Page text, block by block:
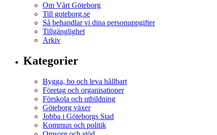
Om Vårt Göteborg
Till goteborg.se
Så behandlar vi dina personuppgifter
Tillgänglighet
Arkiv
Kategorier
Bygga, bo och leva hållbart
Företag och organisationer
Förskola och utbildning
Göteborg växer
Jobba i Göteborgs Stad
Kommun och politik